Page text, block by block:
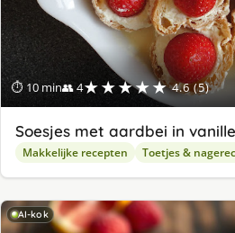
⏱ 10 min👥 4★★★★★ 4.6 (5)
Soesjes met aardbei in
Makkelijke recepten Toetjes &
AI-kok